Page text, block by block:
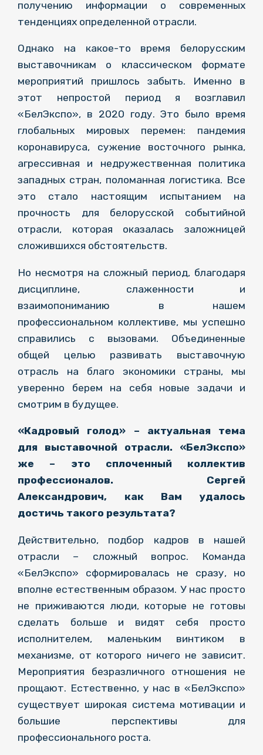
получению информации о современных
тенденциях определенной отрасли.
Однако на какое-то время белорусским
выставочникам о классическом формате
мероприятий пришлось забыть. Именно в
этот непростой период я возглавил
«БелЭкспо», в 2020 году. Это было время
глобальных мировых перемен: пандемия
коронавируса, сужение восточного рынка,
агрессивная и недружественная политика
западных стран, поломанная логистика. Все
это стало настоящим испытанием на
прочность для белорусской событийной
отрасли, которая оказалась заложницей
сложившихся обстоятельств.
Но несмотря на сложный период, благодаря
дисциплине, слаженности и
взаимопониманию в нашем
профессиональном коллективе, мы успешно
справились с вызовами. Объединенные
общей целью развивать выставочную
отрасль на благо экономики страны, мы
уверенно берем на себя новые задачи и
смотрим в будущее.
«Кадровый голод» – актуальная тема
для выставочной отрасли. «БелЭкспо»
же – это сплоченный коллектив
профессионалов. Сергей
Александрович, как Вам удалось
достичь такого результата?
Действительно, подбор кадров в нашей
отрасли – сложный вопрос. Команда
«БелЭкспо» сформировалась не сразу, но
вполне естественным образом. У нас просто
не приживаются люди, которые не готовы
сделать больше и видят себя просто
исполнителем, маленьким винтиком в
механизме, от которого ничего не зависит.
Мероприятия безразличного отношения не
прощают. Естественно, у нас в «БелЭкспо»
существует широкая система мотивации и
большие перспективы для
профессионального роста.